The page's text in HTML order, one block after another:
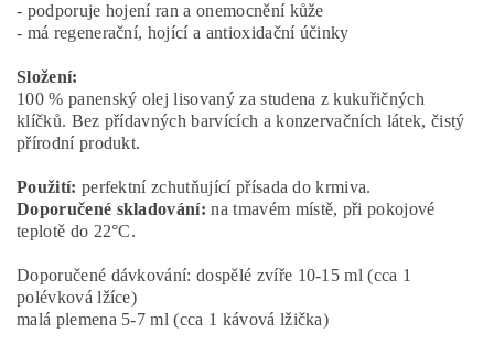
- podporuje hojení ran a onemocnění kůže
- má regenerační, hojící a antioxidační účinky
Složení:
100 % panenský olej lisovaný za studena z kukuřičných
klíčků. Bez přídavných barvících a konzervačních látek, čistý
přírodní produkt.
Použití: perfektní zchutňující přísada do krmiva.
Doporučené skladování: na tmavém místě, při pokojové
teplotě do 22°C.
Doporučené dávkování: dospělé zvíře 10-15 ml (cca 1
polévková lžíce)
malá plemena 5-7 ml (cca 1 kávová lžička)